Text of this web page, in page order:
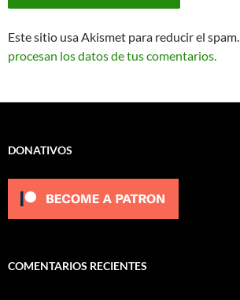
Este sitio usa Akismet para reducir el spam.
procesan los datos de tus comentarios.
DONATIVOS
COMENTARIOS RECIENTES